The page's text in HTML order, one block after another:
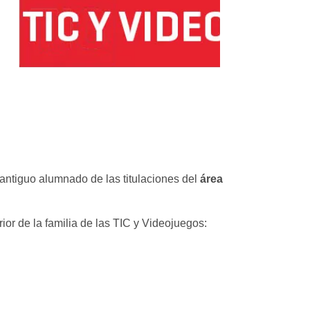
alumnado de las titulaciones del área
de la familia de las TIC y Videojuegos: